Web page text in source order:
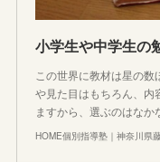
この世界に教材は星の
や見た目はもちろん、内
ますから、選ぶのはなか
HOME個別指導塾｜神奈川県